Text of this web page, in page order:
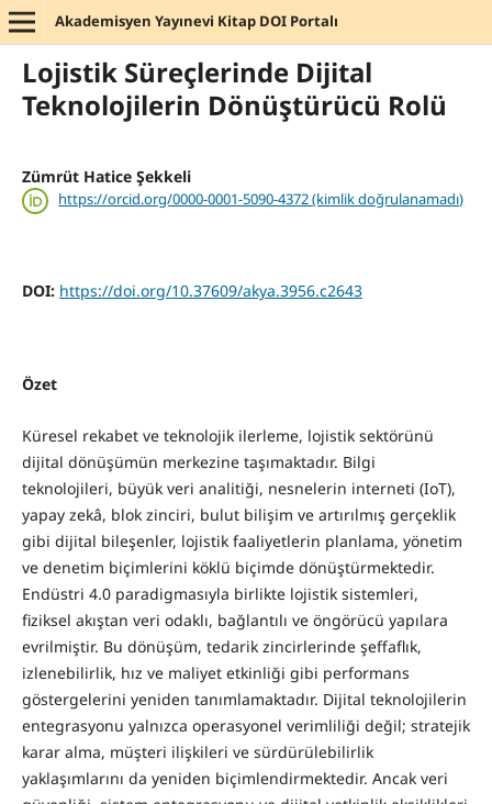
Akademisyen Yayınevi Kitap DOI Portalı
Lojistik Süreçlerinde Dijital
Teknolojilerin Dönüştürücü Rolü
Zümrüt Hatice Şekkeli
https://orcid.org/0000-0001-5090-4372 (kimlik doğrulanamadı)
DOI: https://doi.org/10.37609/akya.3956.c2643
Özet
Küresel rekabet ve teknolojik ilerleme, lojistik sektörünü
dijital dönüşümün merkezine taşımaktadır. Bilgi
teknolojileri, büyük veri analitiği, nesnelerin interneti (IoT),
yapay zekâ, blok zinciri, bulut bilişim ve artırılmış gerçeklik
gibi dijital bileşenler, lojistik faaliyetlerin planlama, yönetim
ve denetim biçimlerini köklü biçimde dönüştürmektedir.
Endüstri 4.0 paradigmasıyla birlikte lojistik sistemleri,
fiziksel akıştan veri odaklı, bağlantılı ve öngörücü yapılara
evrilmiştir. Bu dönüşüm, tedarik zincirlerinde şeffaflık,
izlenebilirlik, hız ve maliyet etkinliği gibi performans
göstergelerini yeniden tanımlamaktadır. Dijital teknolojilerin
entegrasyonu yalnızca operasyonel verimliliği değil; stratejik
karar alma, müşteri ilişkileri ve sürdürülebilirlik
yaklaşımlarını da yeniden biçimlendirmektedir. Ancak veri